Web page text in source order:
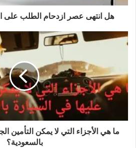
هل انتهى عصر ازدحام الطلب على
ما هي الأجزاء التي لا يمكن التأمين
بالسعودية؟